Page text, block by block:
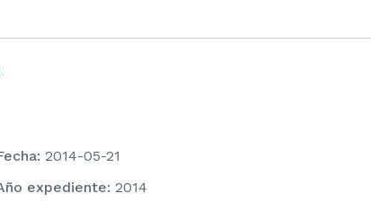
Fecha: 2014-05-21
Año expediente: 2014